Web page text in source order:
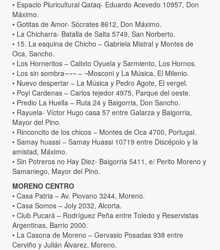
• Espacio Pluricultural Qataq- Eduardo Acevedo 10957, Don
Máximo.
• Gotitas de Amor- Sócrates 8612, Don Máximo.
• La Chicharra- Batalla de Salta 5749, San Norberto.
• 15. La esquina de Chicho – Gabriela Mistral y Montes de
Oca, Sancho.
• Los Horneritos – Calixto Oyuela y Sarmiento, Los Hornos.
• Los sin sombra¬¬¬ – ¬Mosconi y La Música, El Milenio.
• Nuevo despertar – La Música y Pedro Agote, El vergel.
• Poyi Cardenas – Carlos tejedor 4975, Parque del oeste.
• Predio La Huella – Ruta 24 y Baigorria, Don Sancho.
• Rayuela- Víctor Hugo casa 57 entre Galarza y Baigorria,
Mayor del Pino.
• Rinconcito de los chicos – Montes de Oca 4700, Portugal.
• Samay huassi – Samay Huassi 10719 entre Discépolo y la
amistad, Máximo.
• Sin Potreros no Hay Diez- Baigorria 5411, e/ Perito Moreno y
Samaniego, Mayor del Pino.
MORENO CENTRO
• Casa Patria – Av. Piovano 3244, Moreno.
• Casa Somos – Joly 2032, Alcorta.
• Club Pucará – Rodríguez Peña entre Toledo y Reservistas
Argentinas, Barrio 2000.
• La Casona de Moreno – Gervasio Posadas 938 entre
Cerviño y Julián Álvarez, Moreno.